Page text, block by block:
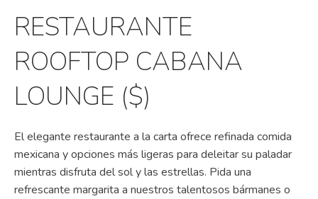
RESTAURANTE
ROOFTOP CABANA
LOUNGE ($)
El elegante restaurante a la carta ofrece refinada comida
mexicana y opciones más ligeras para deleitar su paladar
mientras disfruta del sol y las estrellas. Pida una
refrescante margarita a nuestros talentosos bármanes o